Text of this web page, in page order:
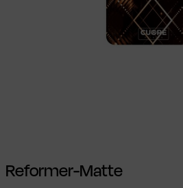
Reformer-Matte